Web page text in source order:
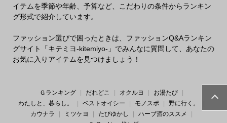
イテムを季節や年齢、予算など、こだわりの条件からランキン
グ形式で紹介しています。
ファッション選びで困ったときは、ファッションQ&Aランキン
グサイト「キテミヨ-kitemiyo-」でみんなに質問して、あなたの
お気に入りアイテムを見つけましょう！
Ｇランキング だれどこ オクルヨ
お湯たび
わたしと、暮らし。
ベストオイシー モノスポ
野に行く。
カウナラ
ミツケヨ たびゆかし
ハーブ酒のススメ